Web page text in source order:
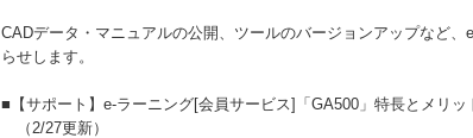
CADデータ・マニュアルの公開、ツールのバージョンアップなど、
らせします。
■【サポート】e-ラーニング[会員サービス]「GA500」特長とメリッ
（2/27更新）